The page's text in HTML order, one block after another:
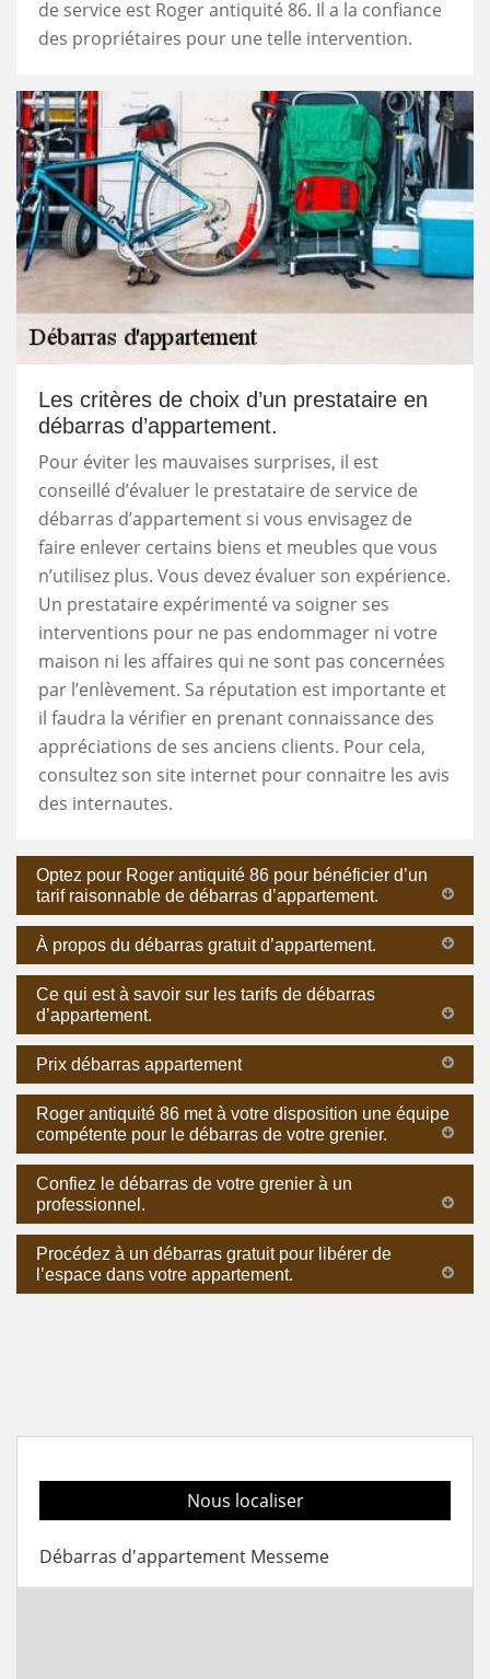
de service est Roger antiquité 86. Il a la confiance
des propriétaires pour une telle intervention.
Les critères de choix d’un prestataire en
débarras d’appartement.
Pour éviter les mauvaises surprises, il est
conseillé d’évaluer le prestataire de service de
débarras d’appartement si vous envisagez de
faire enlever certains biens et meubles que vous
n’utilisez plus. Vous devez évaluer son expérience.
Un prestataire expérimenté va soigner ses
interventions pour ne pas endommager ni votre
maison ni les affaires qui ne sont pas concernées
par l’enlèvement. Sa réputation est importante et
il faudra la vérifier en prenant connaissance des
appréciations de ses anciens clients. Pour cela,
consultez son site internet pour connaitre les avis
des internautes.
Optez pour Roger antiquité 86 pour bénéficier d’un
tarif raisonnable de débarras d’appartement.
À propos du débarras gratuit d’appartement.
Ce qui est à savoir sur les tarifs de débarras
d’appartement.
Prix débarras appartement
Roger antiquité 86 met à votre disposition une équipe
compétente pour le débarras de votre grenier.
Confiez le débarras de votre grenier à un
professionnel.
Procédez à un débarras gratuit pour libérer de
l’espace dans votre appartement.
Nous localiser
Débarras d'appartement Messeme